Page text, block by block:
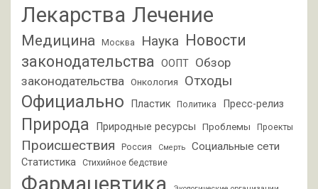
Лекарства Лечение
Медицина Москва Наука Новости
законодательства
ООПТ Обзор
законодательства
Онкология Отходы
Официально Пластик Политика Пресс-релиз
Природа Природные ресурсы Проблемы Проекты
Происшествия Россия Смерть Социальные сети
Статистика Стихийное бедствие
Фармацевтика